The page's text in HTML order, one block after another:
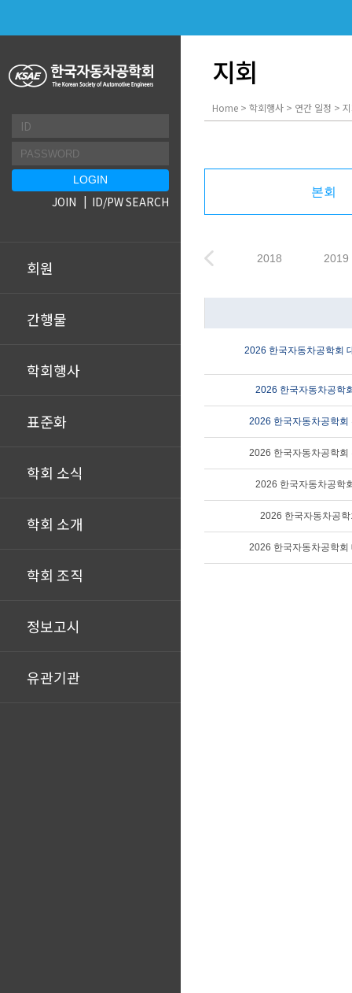
회원
간행물
학회행사
표준화
학회 소식
학회 소개
학회 조직
정보고시
유관기관
JOIN ID/PW SEARCH
지회
Home > 학회행사 > 연간 일정 >
본회
2018 2019
2026 한국자동차공학회
2026 한국자동차공학
2026 한국자동차공학회
2026 한국자동차공학회
2026 한국자동차공학
2026 한국자동차공
2026 한국자동차공학회